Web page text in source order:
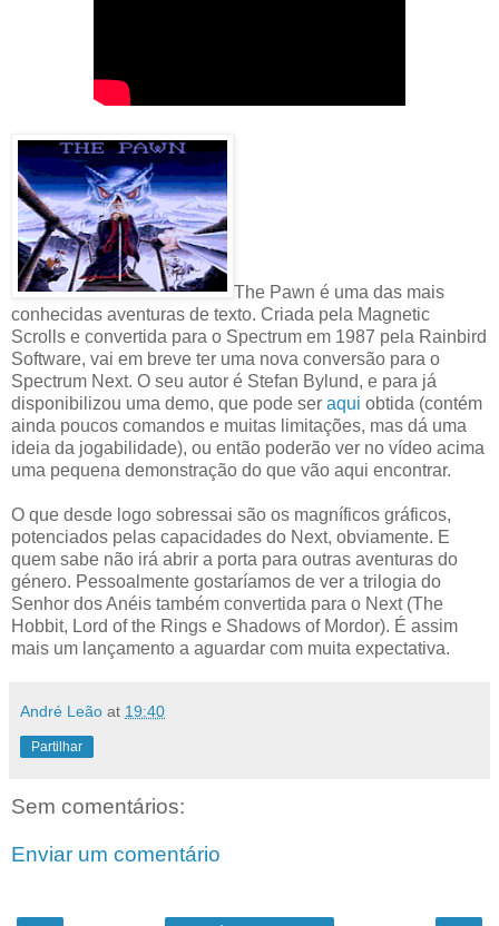
The Pawn é uma das mais
conhecidas aventuras de texto. Criada pela Magnetic
Scrolls e convertida para o Spectrum em 1987 pela Rainbird
Software, vai em breve ter uma nova conversão para o
Spectrum Next. O seu autor é Stefan Bylund, e para já
disponibilizou uma demo, que pode ser aqui obtida (contém
ainda poucos comandos e muitas limitações, mas dá uma
ideia da jogabilidade), ou então poderão ver no vídeo acima
uma pequena demonstração do que vão aqui encontrar.
O que desde logo sobressai são os magníficos gráficos,
potenciados pelas capacidades do Next, obviamente. E
quem sabe não irá abrir a porta para outras aventuras do
género. Pessoalmente gostaríamos de ver a trilogia do
Senhor dos Anéis também convertida para o Next (The
Hobbit, Lord of the Rings e Shadows of Mordor). É assim
mais um lançamento a aguardar com muita expectativa.
André Leão at 19:40
Partilhar
Sem comentários:
Enviar um comentário